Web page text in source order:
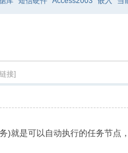
式
接]
)就是可以自动执行的任务节点，